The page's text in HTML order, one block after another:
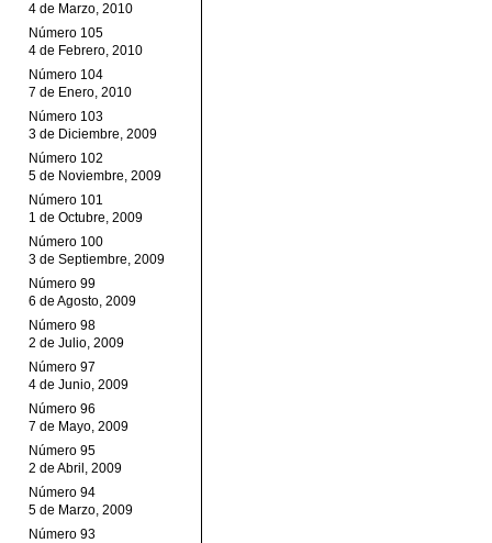
4 de Marzo, 2010
Número 105
4 de Febrero, 2010
Número 104
7 de Enero, 2010
Número 103
3 de Diciembre, 2009
Número 102
5 de Noviembre, 2009
Número 101
1 de Octubre, 2009
Número 100
3 de Septiembre, 2009
Número 99
6 de Agosto, 2009
Número 98
2 de Julio, 2009
Número 97
4 de Junio, 2009
Número 96
7 de Mayo, 2009
Número 95
2 de Abril, 2009
Número 94
5 de Marzo, 2009
Número 93